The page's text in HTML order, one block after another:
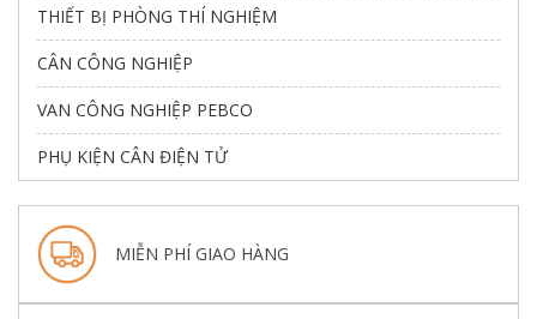
THIẾT BỊ PHÒNG THÍ NGHIỆM
CÂN CÔNG NGHIỆP
VAN CÔNG NGHIỆP PEBCO
PHỤ KIỆN CÂN ĐIỆN TỬ
MIỄN PHÍ GIAO HÀNG